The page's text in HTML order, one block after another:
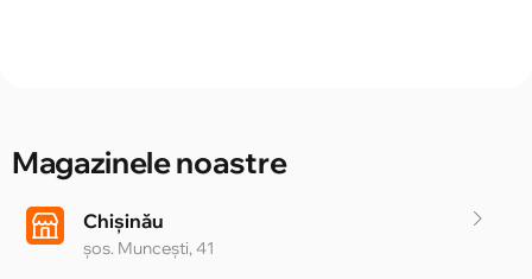
Magazinele noastre
Chișinău
șos. Muncești, 41